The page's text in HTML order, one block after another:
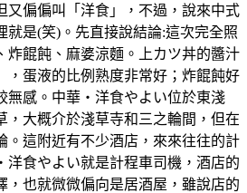
又偏偏叫「洋食」，不過，說來中式
就是(笑)。先直接說結論:這次完全照
炸餛飩、麻婆涼麵。上カツ丼的醬汁
，蛋液的比例熟度非常好；炸餛飩好
無感。中華・洋食やよい位於東淺
，大概介於淺草寺和三之輪間，但在
。這附近有不少酒店，來來往往的計
洋食やよい就是計程車司機，酒店的
，也就微微偏向是居酒屋，雖說店的